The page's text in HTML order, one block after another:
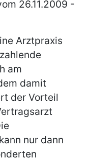
26.11.2009 -
Arztpraxis
am
damit
der Vorteil
nur dann